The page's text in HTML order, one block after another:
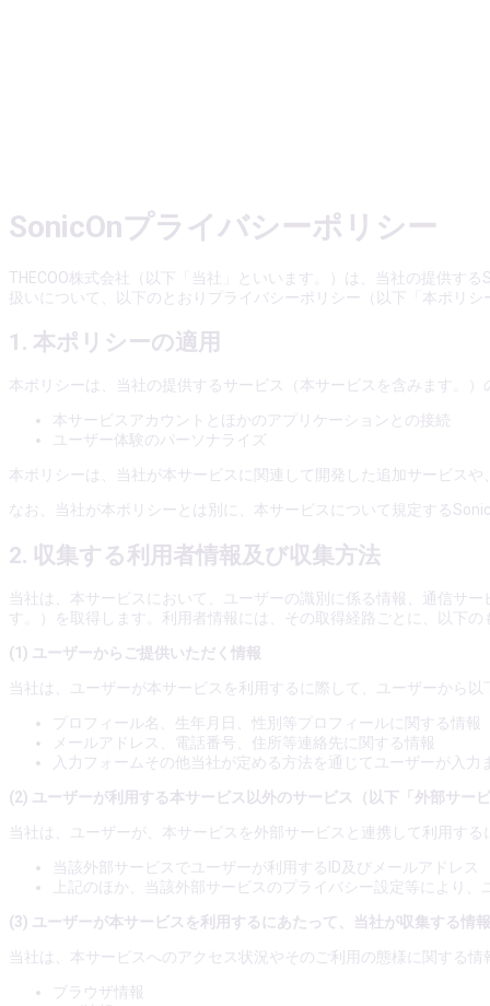
SonicOnプライバシーポリシー
THECOO株式会社（以下「当社」といいます。）は、当社の提供す
扱いについて、以下のとおりプライバシーポリシー（以下「本ポリ
1. 本ポリシーの適用
本ポリシーは、当社の提供するサービス（本サービスを含みます。
本サービスアカウントとほかのアプリケーションとの接続
ユーザー体験のパーソナライズ
本ポリシーは、当社が本サービスに関連して開発した追加サービス
なお、当社が本ポリシーとは別に、本サービスについて規定する
2. 収集する利用者情報及び収集方法
当社は、本サービスにおいて、ユーザーの識別に係る情報、通信サ
す。）を取得します。利用者情報には、その取得経路ごとに、以下の
(1) ユーザーからご提供いただく情報
当社は、ユーザーが本サービスを利用するに際して、ユーザーから
プロフィール名、生年月日、性別等プロフィールに関する情報
メールアドレス、電話番号、住所等連絡先に関する情報
入力フォームその他当社が定める方法を通じてユーザーが入力
(2) ユーザーが利用する本サービス以外のサービス（以下「外部サー
当社は、ユーザーが、本サービスを外部サービスと連携して利用す
当該外部サービスでユーザーが利用するID及びメールアドレス
上記のほか、当該外部サービスのプライバシー設定等により
(3) ユーザーが本サービスを利用するにあたって、当社が収集する情報
当社は、本サービスへのアクセス状況やそのご利用の態様に関する
ブラウザ情報